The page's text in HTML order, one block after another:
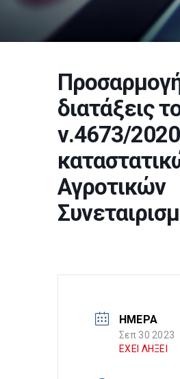
διατάξεις
ν.4673/
Αγροτικών
ΗΜΕΡΑ
Σεπ 30 2023
ΕΧΕΙ ΛΗΞΕΙ